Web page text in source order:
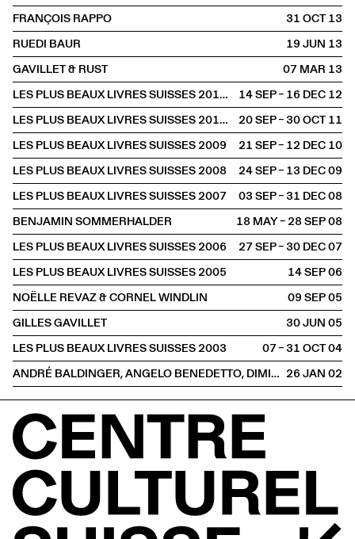
FRANÇOIS RAPPO
31 OCT2013
RUEDI BAUR
19 JUN2013
GAVILLET & RUST
07 MAR2013
LES PLUS BEAUX LIVRES SUISSES 2011 À LA LIBRAIRIE
14 SEP – 16 DEC2012
LES PLUS BEAUX LIVRES SUISSES 2010 À LA LIBRAIRIE
20 SEP – 30 OCT2011
LES PLUS BEAUX LIVRES SUISSES 2009
21 SEP – 12 DEC2010
LES PLUS BEAUX LIVRES SUISSES 2008
24 SEP – 13 DEC2009
LES PLUS BEAUX LIVRES SUISSES 2007
03 SEP – 31 DEC2008
BENJAMIN SOMMERHALDER
18 MAY – 28 SEP2008
LES PLUS BEAUX LIVRES SUISSES 2006
27 SEP – 30 DEC2007
LES PLUS BEAUX LIVRES SUISSES 2005
14 SEP2006
NOËLLE REVAZ & CORNEL WINDLIN
09 SEP2005
GILLES GAVILLET
30 JUN2005
LES PLUS BEAUX LIVRES SUISSES 2003
07 – 31 OCT2004
ANDRÉ BALDINGER, ANGELO BENEDETTO, DIMITRI BRUNI & FRANÇOIS RAPPO 26 JAN2002